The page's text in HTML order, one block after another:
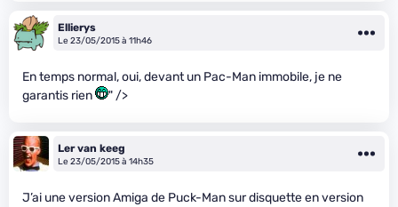
Ellierys
Le 23/05/2015 à 11h46
En temps normal, oui, devant un Pac-Man immobile, je ne
garantis rien
" />
Ler van keeg
Le 23/05/2015 à 14h35
J’ai une version Amiga de Puck-Man sur disquette en version